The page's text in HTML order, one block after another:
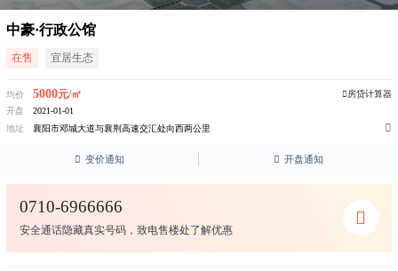
中豪·行政公馆
在售 宜居生态
均价 5000元/㎡
房贷计算器
开盘
2021-01-01
地址
襄阳市邓城大道与襄荆高速交汇处向西两公里 
 变价通知  开盘通知
0710-6966666
安全通话隐藏真实号码，致电售楼处了解优惠